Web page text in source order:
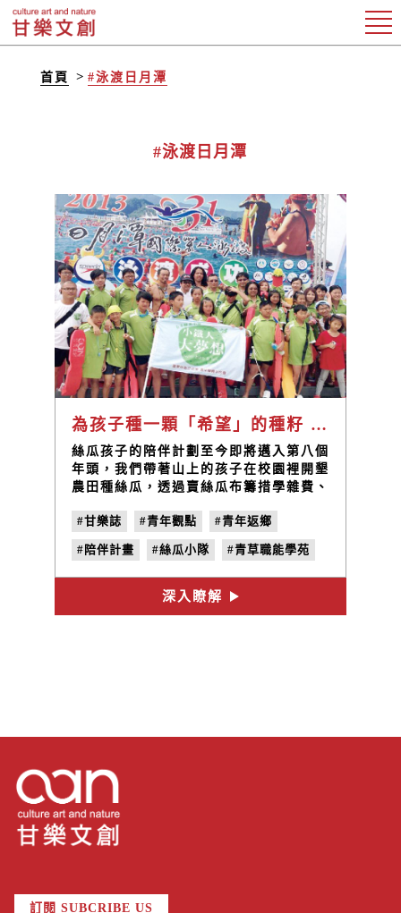
首頁 #泳渡日月潭
#泳渡日月潭
為孩子種一顆「希望」的種籽 —— 帶著你們「做夢，圓夢」/ 林峻丞
絲瓜孩子的陪伴計劃至今即將邁入第八個
年頭，我們帶著山上的孩子在校園裡開墾
農田種絲瓜，透過賣絲瓜布籌措學雜費、
一畝小小的絲瓜田就是孩子們夢想的起
點。每一年都反覆進行播種、除草、整
地、搭棚、翻土、施肥、澆水等工作，漫
長的耕作過程就是等待最後的收成，而長
達半年等待對孩子來說就是最好的學習，
過程中如果付出的多，收成相對比較好，
#甘樂誌 #青年觀點 #青年返鄉
#陪伴計畫 #絲瓜小隊 #青草職能學苑
#小草書屋 #林峻丞 #泳渡日月潭
深入瞭解
訂閱 SUBCRIBE US